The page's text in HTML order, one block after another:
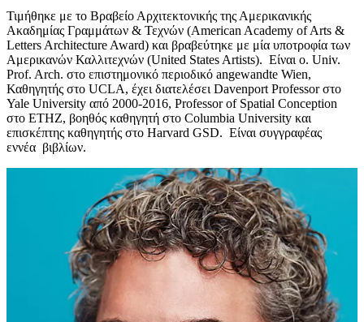
Τιμήθηκε με το Βραβείο Αρχιτεκτονικής της Αμερικανικής
Ακαδημίας Γραμμάτων & Τεχνών (American Academy of Arts &
Letters Architecture Award) και βραβεύτηκε με μία υποτροφία των
Αμερικανών Καλλιτεχνών (United States Artists). Είναι o. Univ.
Prof. Arch. στο επιστημονικό περιοδικό angewandte Wien,
Καθηγητής στο UCLA, έχει διατελέσει Davenport Professor στο
Yale University από 2000-2016, Professor of Spatial Conception
στο ETHZ, βοηθός καθηγητή στο Columbia University και
επισκέπτης καθηγητής στο Harvard GSD. Είναι συγγραφέας
εννέα βιβλίων.